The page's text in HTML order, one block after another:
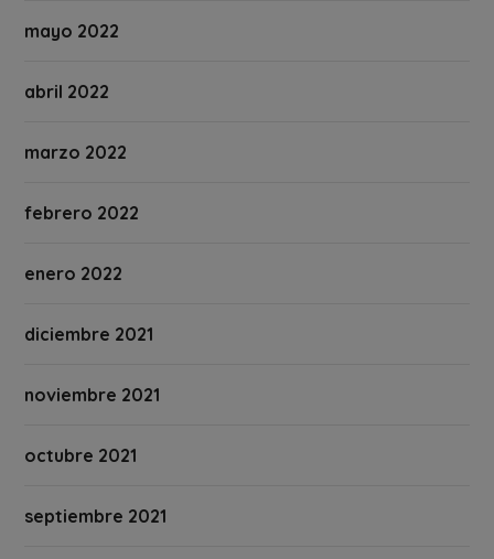
mayo 2022
abril 2022
marzo 2022
febrero 2022
enero 2022
diciembre 2021
noviembre 2021
octubre 2021
septiembre 2021